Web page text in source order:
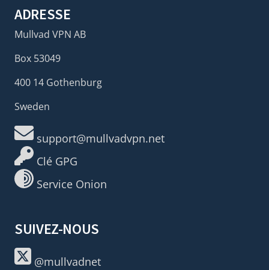
ADRESSE
Mullvad VPN AB
Box 53049
400 14 Gothenburg
Sweden
support@mullvadvpn.net
Clé GPG
Service Onion
SUIVEZ-NOUS
@mullvadnet